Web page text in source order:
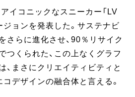
アイコニックなスニーカー「LV
ジョンを発表した。サステナビ
さらに進化させ、90％リサイク
つくられた、この上なくグラフ
、まさにクリエイティビティと
コデザインの融合体と言える。